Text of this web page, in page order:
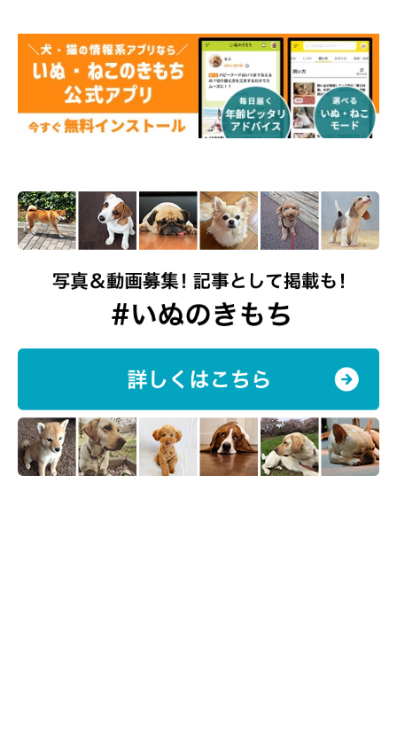
になるため、過度の刺激や強い衝撃は禁物です。
骨がもろくなる目安は15才以上
明確なデータはまだ存在しないものの、犬もハイシニア期になる
と、骨がもろくなり骨折しやすくなる「骨粗鬆症」が疑われるよ